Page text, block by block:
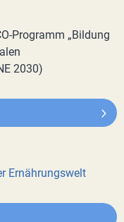
Programm „Bildung
2030)
Ernährungswelt